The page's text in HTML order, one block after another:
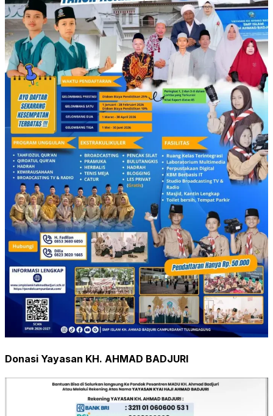
Donasi Yayasan KH. AHMAD BADJURI